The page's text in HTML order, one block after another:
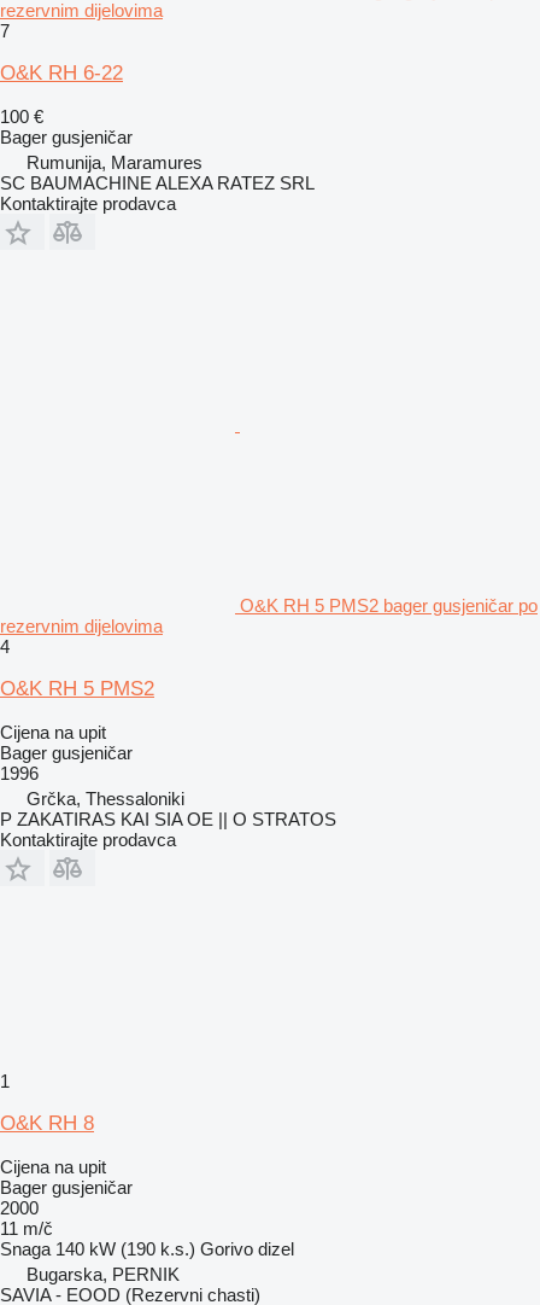
rezervnim dijelovima
7
O&K RH 6-22
100 €
Bager gusjeničar
Rumunija, Maramures
SC BAUMACHINE ALEXA RATEZ SRL
Kontaktirajte prodavca
O&K RH 5 PMS2 bager gusjeničar po
rezervnim dijelovima
4
O&K RH 5 PMS2
Cijena na upit
Bager gusjeničar
1996
Grčka, Thessaloniki
P ZAKATIRAS KAI SIA OE || O STRATOS
Kontaktirajte prodavca
1
O&K RH 8
Cijena na upit
Bager gusjeničar
2000
11 m/č
Snaga 140 kW (190 k.s.) Gorivo dizel
Bugarska, PERNIK
SAVIA - EOOD (Rezervni chasti)